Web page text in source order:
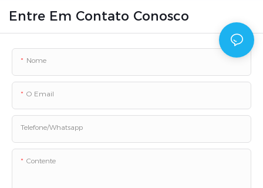
Entre Em Contato Conosco
Nome
O Email
Telefone/whatsapp
Contente